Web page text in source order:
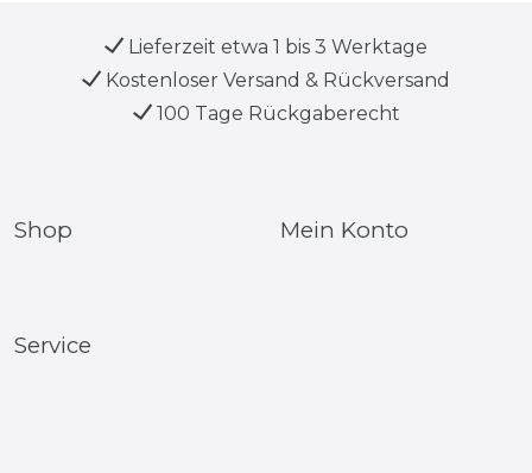
Lieferzeit etwa 1 bis 3 Werktage
Kostenloser Versand & Rückversand
100 Tage Rückgaberecht
Shop Mein Konto
Service